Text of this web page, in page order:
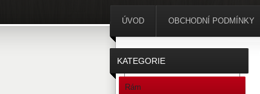
KATEGORIE
Rám
ÚVOD OBCHODNÍ PODMÍNKY